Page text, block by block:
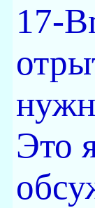
17-
Это